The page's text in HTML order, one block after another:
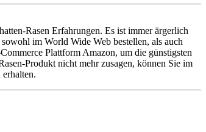
Rasen Erfahrungen. Es ist immer ärgerlich
im World Wide Web bestellen, als auch
Plattform Amazon, um die günstigsten
Produkt nicht mehr zusagen, können Sie im